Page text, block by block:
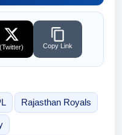
(Twitter) Copy Link
Rajasthan Royals